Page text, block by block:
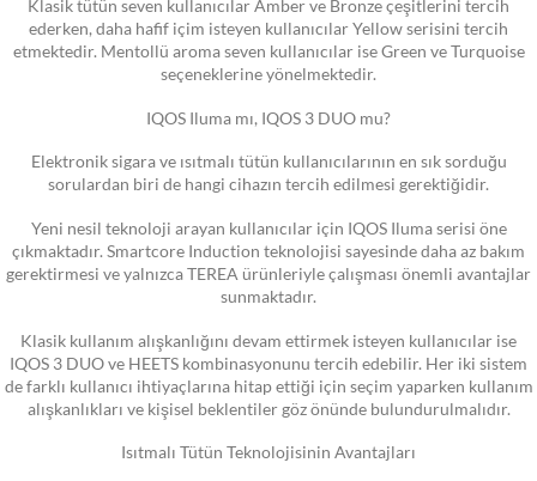
Klasik tütün seven kullanıcılar Amber ve Bronze çeşitlerini tercih
ederken, daha hafif içim isteyen kullanıcılar Yellow serisini tercih
etmektedir. Mentollü aroma seven kullanıcılar ise Green ve Turquoise
seçeneklerine yönelmektedir.
IQOS Iluma mı, IQOS 3 DUO mu?
Elektronik sigara ve ısıtmalı tütün kullanıcılarının en sık sorduğu
sorulardan biri de hangi cihazın tercih edilmesi gerektiğidir.
Yeni nesil teknoloji arayan kullanıcılar için IQOS Iluma serisi öne
çıkmaktadır. Smartcore Induction teknolojisi sayesinde daha az bakım
gerektirmesi ve yalnızca TEREA ürünleriyle çalışması önemli avantajlar
sunmaktadır.
Klasik kullanım alışkanlığını devam ettirmek isteyen kullanıcılar ise
IQOS 3 DUO ve HEETS kombinasyonunu tercih edebilir. Her iki sistem
de farklı kullanıcı ihtiyaçlarına hitap ettiği için seçim yaparken kullanım
alışkanlıkları ve kişisel beklentiler göz önünde bulundurulmalıdır.
Isıtmalı Tütün Teknolojisinin Avantajları